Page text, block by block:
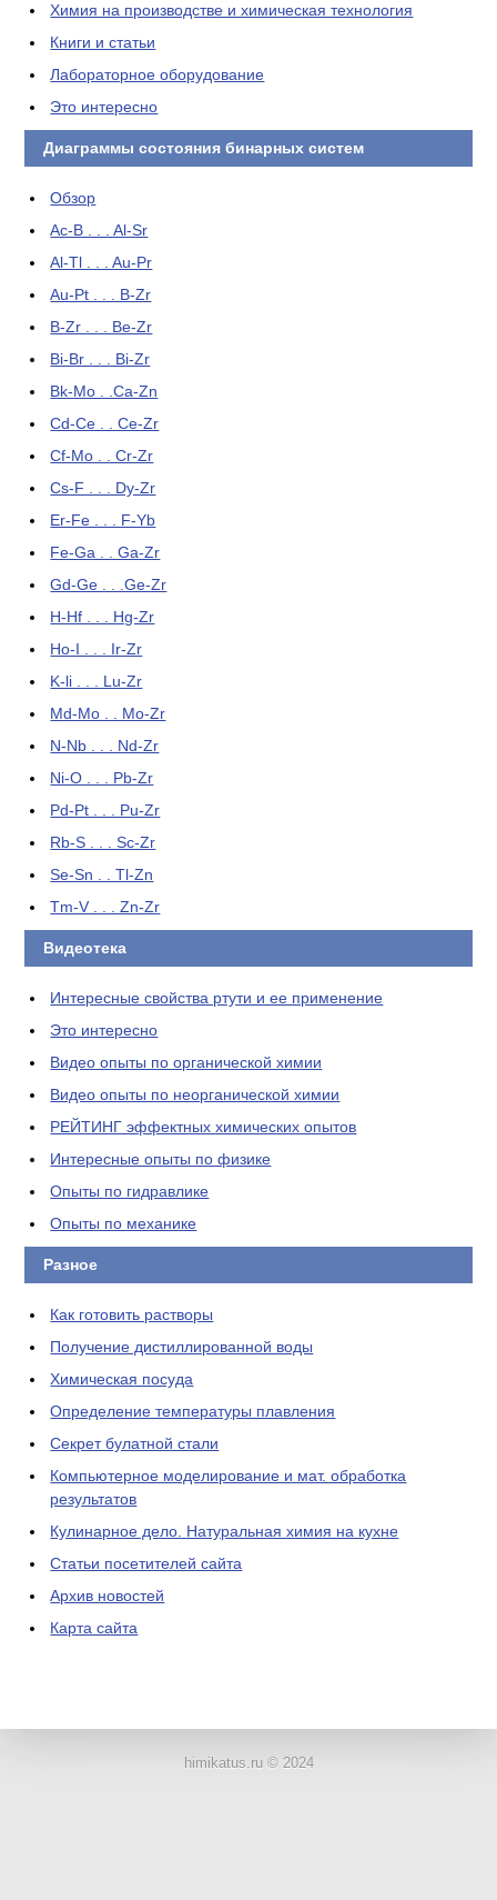
Химия на производстве и химическая технология
Книги и статьи
Лабораторное оборудование
Это интересно
Диаграммы состояния бинарных систем
Обзор
Ac-B . . . Al-Sr
Al-Tl . . . Au-Pr
Au-Pt . . . B-Zr
B-Zr . . . Be-Zr
Bi-Br . . . Bi-Zr
Bk-Mo . .Ca-Zn
Cd-Ce . . Ce-Zr
Cf-Mo . . Cr-Zr
Cs-F . . . Dy-Zr
Er-Fe . . . F-Yb
Fe-Ga . . Ga-Zr
Gd-Ge . . .Ge-Zr
H-Hf . . . Hg-Zr
Ho-I . . . Ir-Zr
K-li . . . Lu-Zr
Md-Mo . . Mo-Zr
N-Nb . . . Nd-Zr
Ni-O . . . Pb-Zr
Pd-Pt . . . Pu-Zr
Rb-S . . . Sc-Zr
Se-Sn . . Tl-Zn
Tm-V . . . Zn-Zr
Видеотека
Интересные свойства ртути и ее применение
Это интересно
Видео опыты по органической химии
Видео опыты по неорганической химии
РЕЙТИНГ эффектных химических опытов
Интересные опыты по физике
Опыты по гидравлике
Опыты по механике
Разное
Как готовить растворы
Получение дистиллированной воды
Химическая посуда
Определение температуры плавления
Секрет булатной стали
Компьютерное моделирование и мат. обработка
результатов
Кулинарное дело. Натуральная химия на кухне
Статьи посетителей сайта
Архив новостей
Карта сайта
himikatus.ru © 2024